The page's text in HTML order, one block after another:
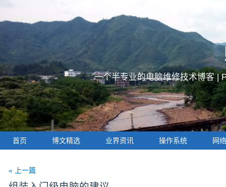
一个半专业的电脑维修技术博客 |
首页 博文精选 业界资讯 操作系统 网
« 上一篇